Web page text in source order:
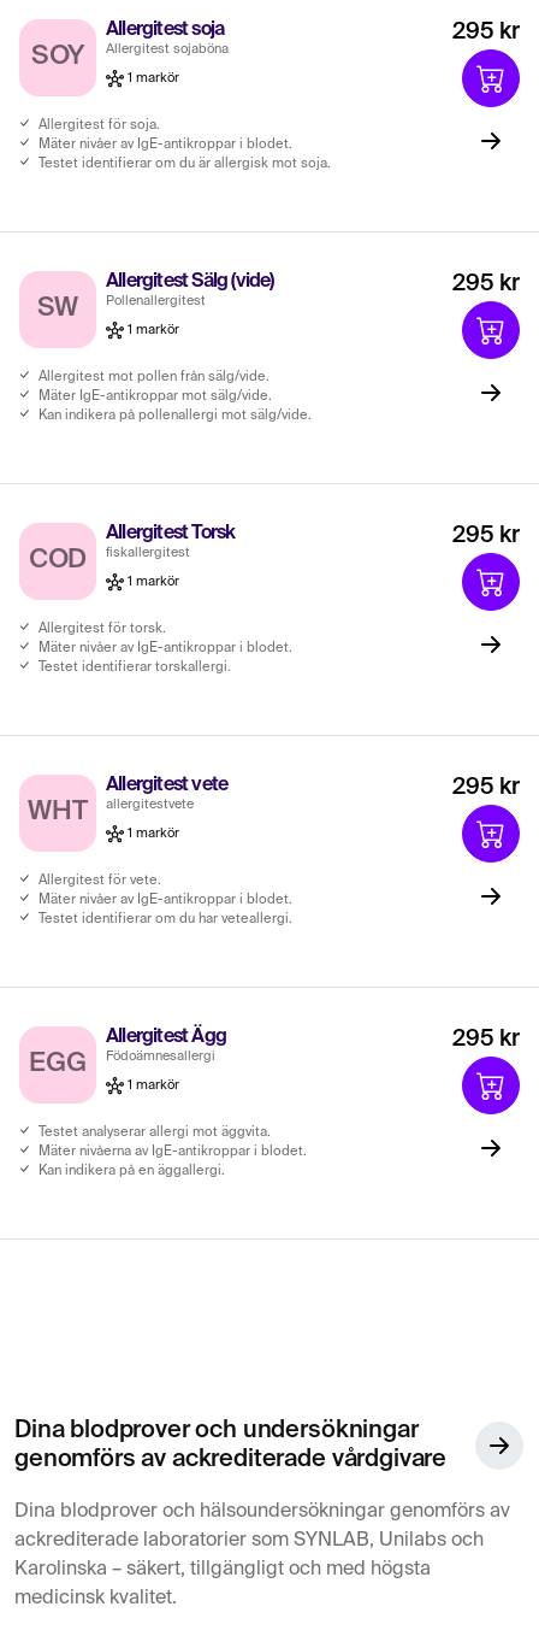
SOY
Allergitest soja
Allergitest sojaböna
1 markör
Allergitest för soja.
Mäter nivåer av IgE-antikroppar i blodet.
Testet identifierar om du är allergisk mot soja.
295 kr
SW
Allergitest Sälg (vide)
Pollenallergitest
1 markör
Allergitest mot pollen från sälg/vide.
Mäter IgE-antikroppar mot sälg/vide.
Kan indikera på pollenallergi mot sälg/vide.
295 kr
COD
Allergitest Torsk
fiskallergitest
1 markör
Allergitest för torsk.
Mäter nivåer av IgE-antikroppar i blodet.
Testet identifierar torskallergi.
295 kr
WHT
Allergitest vete
allergitestvete
1 markör
Allergitest för vete.
Mäter nivåer av IgE-antikroppar i blodet.
Testet identifierar om du har veteallergi.
295 kr
EGG
Allergitest Ägg
Födoämnesallergi
1 markör
Testet analyserar allergi mot äggvita.
Mäter nivåerna av IgE-antikroppar i blodet.
Kan indikera på en äggallergi.
295 kr
Dina blodprover och undersökningar
genomförs av ackrediterade vårdgivare
Dina blodprover och hälsoundersökningar genomförs av
ackrediterade laboratorier som SYNLAB, Unilabs och
Karolinska – säkert, tillgängligt och med högsta
medicinsk kvalitet.